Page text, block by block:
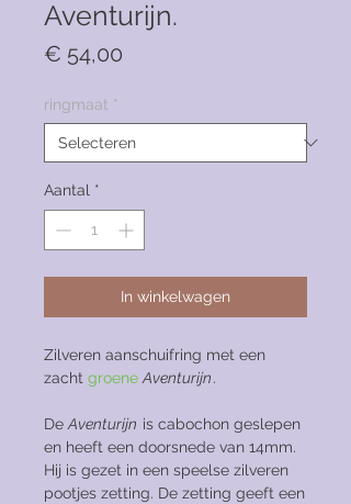
Aventurijn.
€ 54,00
ringmaat *
Aantal *
In winkelwagen
Zilveren aanschuifring met een
zacht groene Aventurijn.
De Aventurijn is cabochon geslepen
en heeft een doorsnede van 14mm.
Hij is gezet in een speelse zilveren
pootjes zetting. De zetting geeft een